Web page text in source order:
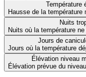
Température
Hausse de la température
Nuits
Nuits où la température
Jours de
Jours où la température
Élévation niveau
Élévation prévue du